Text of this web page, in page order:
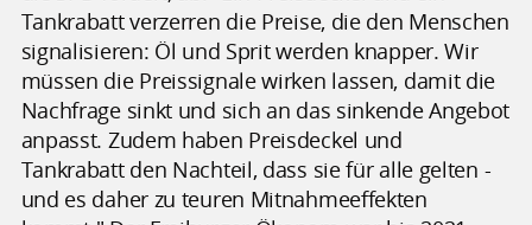
Tankrabatt verzerren die Preise, die den Menschen
signalisieren: Öl und Sprit werden knapper. Wir
müssen die Preissignale wirken lassen, damit die
Nachfrage sinkt und sich an das sinkende Angebot
anpasst. Zudem haben Preisdeckel und
Tankrabatt den Nachteil, dass sie für alle gelten -
und es daher zu teuren Mitnahmeeffekten